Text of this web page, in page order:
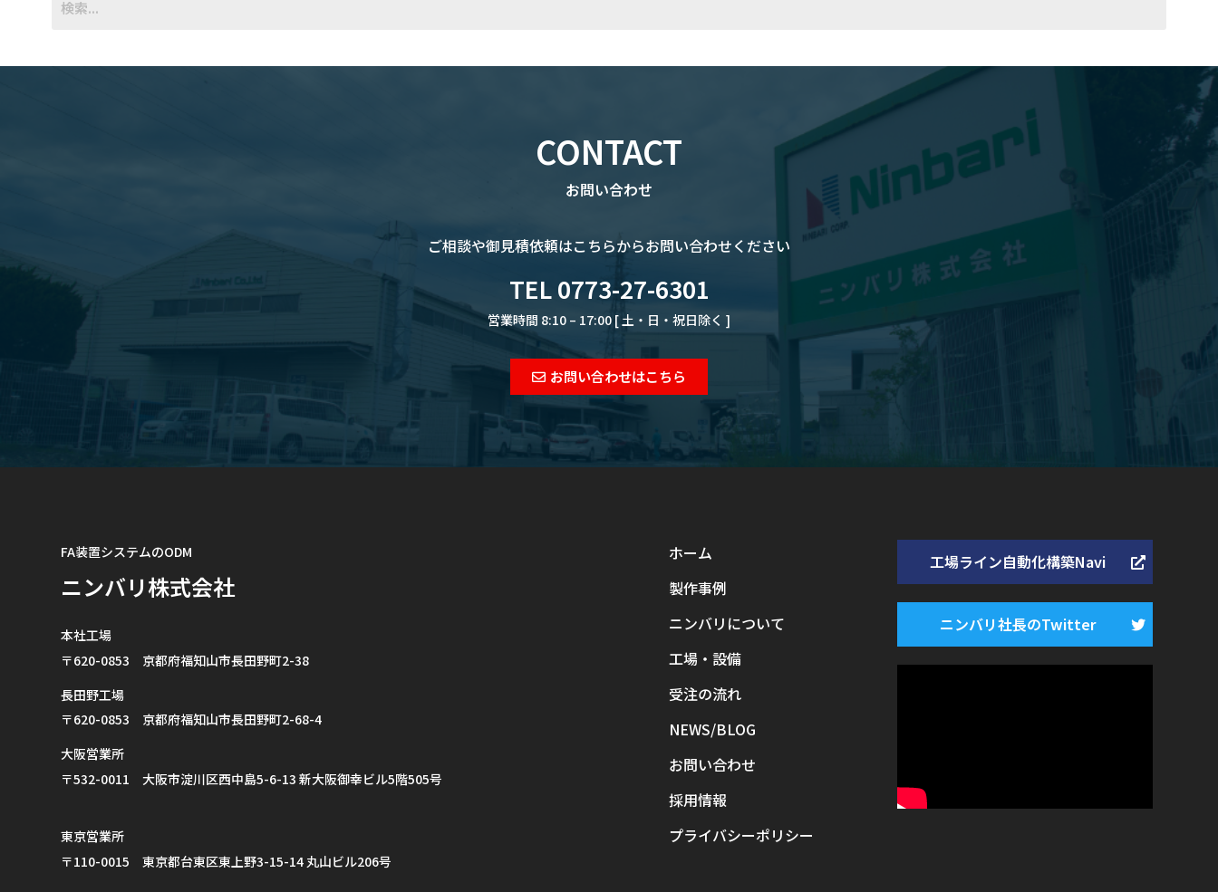
CONTACT
お問い合わせ
ご相談や御見積依頼はこちらからお問い合わせください
TEL 0773-27-6301
営業時間 8:10 – 17:00 [ 土・日・祝日除く ]
お問い合わせはこちら
FA装置システムのODM
ニンバリ株式会社
本社工場
〒620-0853 京都府福知山市長田野町2-38
長田野工場
〒620-0853 京都府福知山市長田野町2-68-4
大阪営業所
〒532-0011 大阪市淀川区西中島5-6-13 新大阪御幸ビル5階505号
東京営業所
〒110-0015 東京都台東区東上野3-15-14 丸山ビル206号
ホーム
製作事例
ニンバリについて
工場・設備
受注の流れ
NEWS/BLOG
お問い合わせ
採用情報
プライバシーポリシー
工場ライン自動化構築Navi
ニンバリ社長のTwitter